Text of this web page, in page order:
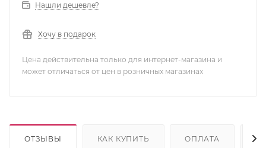
Нашли дешевле?
Хочу в подарок
Цена действительна только для интернет-магазина и
может отличаться от цен в розничных магазинах
ОТЗЫВЫ КАК КУПИТЬ ОПЛАТА